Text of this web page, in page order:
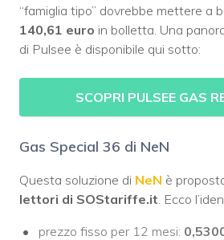
“famiglia tipo” dovrebbe mettere a
140,61 euro in bolletta. Una
di Pulsee è disponibile qui sotto:
SCOPRI PULSEE GAS
Gas Special 36 di NeN
Questa soluzione di NeN è
lettori di SOStariffe.it . Ecco
prezzo fisso per 12 mesi: